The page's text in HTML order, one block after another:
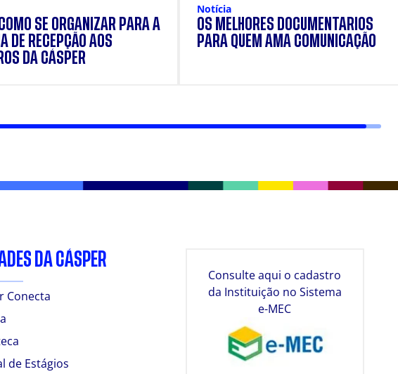
SE ORGANIZAR PARA A
DE RECEPÇÃO AOS
DA CÁSPER
Notícia
OS MELHORES DOCUMENTÁRIOS
PARA QUEM AMA COMUNICAÇÃO
DA CÁSPER
Conecta
de Estágios
Consulte aqui o cadastro
da Instituição no Sistema
e-MEC